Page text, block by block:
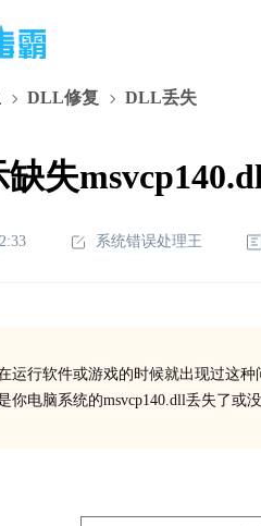
DLL修复 DLL丢失
失
系统错误处理王
运行软件或游戏的时候就出现过这
你电脑系统的msvcp140.dll丢失了或